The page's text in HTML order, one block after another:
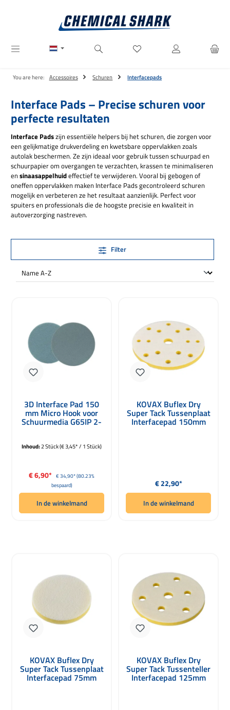
Je hebt 0 items op je
You are here: Accessoires Schuren Interfacepads
Interface Pads – Precise schuren voor
perfecte resultaten
Interface Padszijn essentiële helpers bij het schuren, die zorgen voor
een gelijkmatige drukverdeling en kwetsbare oppervlakken zoals
autolak beschermen. Ze zijn ideaal voor gebruik tussen schuurpad en
schuurpapier om overgangen te verzachten, krassen te minimaliseren
ensinaasappelhuideffectief te verwijderen. Vooral bij gebogen of
oneffen oppervlakken maken Interface Pads gecontroleerd schuren
mogelijk en verbeteren ze het resultaat aanzienlijk. Perfect voor
spuiters en professionals die de hoogste precisie en kwaliteit in
autoverzorging nastreven.
Filter
3D Interface Pad 150
mm Micro Hook voor
Schuurmedia G65IP 2-
Inhoud:2 Stück(€ 3,45* / 1 Stück)
Verkoopprijs:
€ 6,90* Normale prijs:
€ 34,90*(80.23%
bespaard)
In de winkelmand
KOVAX Buflex Dry
Super Tack Tussenplaat
Interfacepad 150mm
Normale prijs:
€ 22,90*
In de winkelmand
KOVAX Buflex Dry
Super Tack Tussenplaat
Interfacepad 75mm
KOVAX Buflex Dry
Super Tack Tussenteller
Interfacepad 125mm